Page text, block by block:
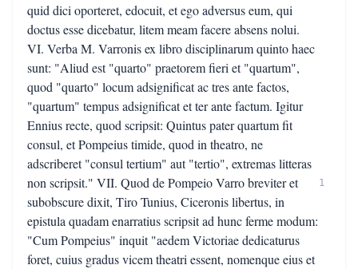
quid dici oporteret, edocuit, et ego adversus eum, qui
doctus esse dicebatur, litem meam facere absens nolui.
VI. Verba M. Varronis ex libro disciplinarum quinto haec
sunt: "Aliud est "quarto" praetorem fieri et "quartum",
quod "quarto" locum adsignificat ac tres ante factos,
"quartum" tempus adsignificat et ter ante factum. Igitur
Ennius recte, quod scripsit: Quintus pater quartum fit
consul, et Pompeius timide, quod in theatro, ne
adscriberet "consul tertium" aut "tertio", extremas litteras
non scripsit." VII. Quod de Pompeio Varro breviter et
subobscure dixit, Tiro Tunius, Ciceronis libertus, in
epistula quadam enarratius scripsit ad hunc ferme modum:
"Cum Pompeius" inquit "aedem Victoriae dedicaturus
foret, cuius gradus vicem theatri essent, nomenque eius et
1